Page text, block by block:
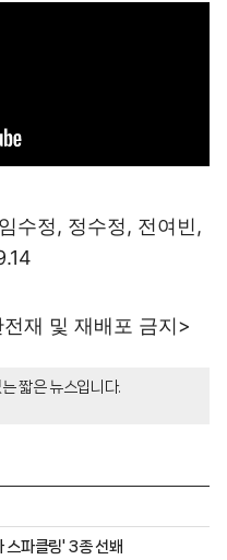
수정, 정수정, 전여빈,
재 및 재배포 금지>
짧은 뉴스입니다.
스파클링' 3종 선봬